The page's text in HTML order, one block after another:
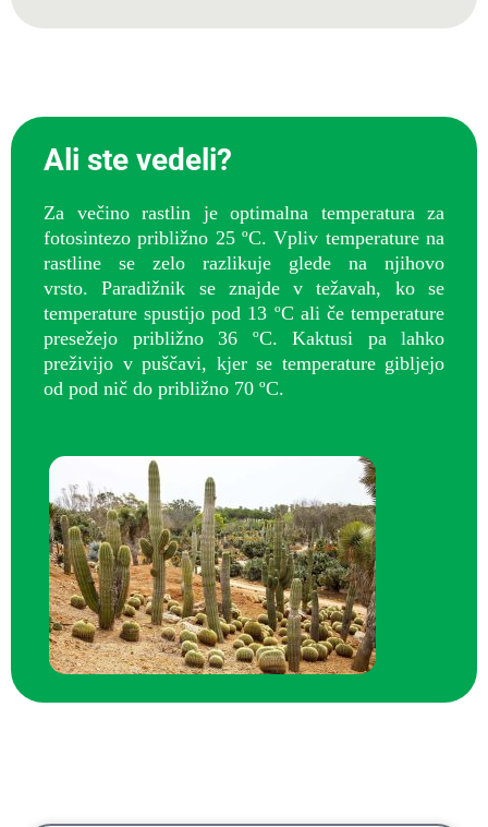
Ali ste vedeli?
Za večino rastlin je optimalna temperatura za
fotosintezo približno 25 ºC. Vpliv temperature na
rastline se zelo razlikuje glede na njihovo
vrsto.Paradižnik se znajde v težavah, ko se
temperature spustijo pod 13 ºC ali če temperature
presežejo približno 36 ºC. Kaktusi pa lahko
preživijo v puščavi, kjer se temperature gibljejo
od pod nič do približno 70 ºC.